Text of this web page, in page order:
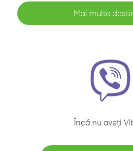
Mai multe
Încă nu aveți